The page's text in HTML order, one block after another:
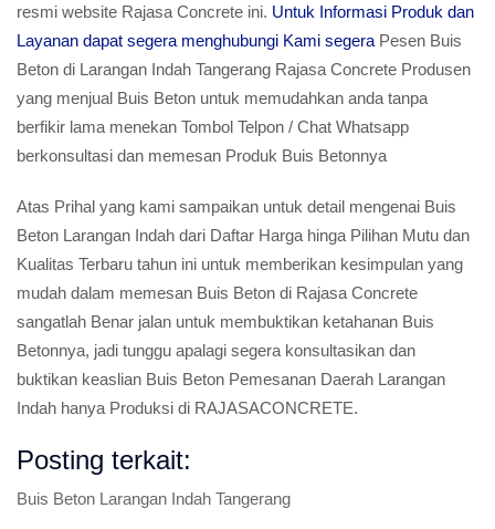
resmi website Rajasa Concrete ini. Untuk Informasi Produk dan
Layanan dapat segera menghubungi Kami segera Pesen Buis
Beton di Larangan Indah Tangerang Rajasa Concrete Produsen
yang menjual Buis Beton untuk memudahkan anda tanpa
berfikir lama menekan Tombol Telpon / Chat Whatsapp
berkonsultasi dan memesan Produk Buis Betonnya
Atas Prihal yang kami sampaikan untuk detail mengenai Buis
Beton Larangan Indah dari Daftar Harga hinga Pilihan Mutu dan
Kualitas Terbaru tahun ini untuk memberikan kesimpulan yang
mudah dalam memesan Buis Beton di Rajasa Concrete
sangatlah Benar jalan untuk membuktikan ketahanan Buis
Betonnya, jadi tunggu apalagi segera konsultasikan dan
buktikan keaslian Buis Beton Pemesanan Daerah Larangan
Indah hanya Produksi di RAJASACONCRETE.
Posting terkait:
Buis Beton Larangan Indah Tangerang